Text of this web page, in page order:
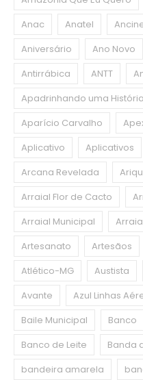
Anac
Anatel
Aniversário
Ano Novo
Antirrábica
ANTT
Apadrinhando uma História
Aparício Carvalho
Aplicativo
Aplicativos
Arcana Revelada
Arraial Flor de Cacto
Arraial Municipal
Artesanato
Artesãos
Atlético-MG
Austista
Avante
Azul Linhas
Baile Municipal
Banco
Banco de Leite
Banda
bandeira amarela